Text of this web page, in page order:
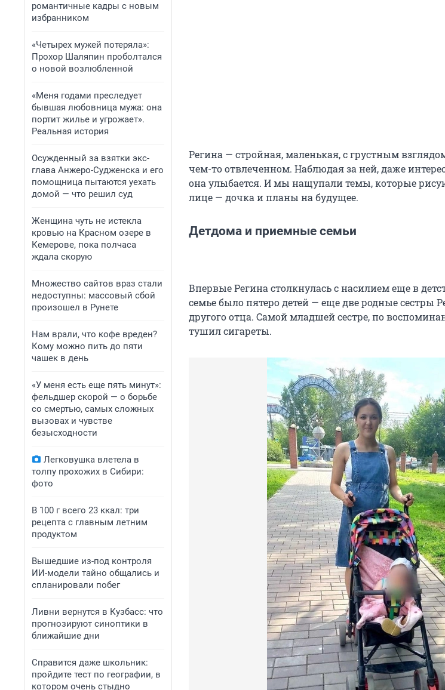
романтичные кадры с новым
избранником
«Четырех мужей потеряла»:
Прохор Шаляпин проболтался
о новой возлюбленной
«Меня годами преследует
бывшая любовница мужа: она
портит жилье и угрожает».
Реальная история
Осужденный за взятки экс-
глава Анжеро-Судженска и его
помощница пытаются уехать
домой — что решил суд
Женщина чуть не истекла
кровью на Красном озере в
Кемерове, пока полчаса
ждала скорую
Множество сайтов враз стали
недоступны: массовый сбой
произошел в Рунете
Нам врали, что кофе вреден?
Кому можно пить до пяти
чашек в день
«У меня есть еще пять минут»:
фельдшер скорой — о борьбе
со смертью, самых сложных
вызовах и чувстве
безысходности
Легковушка влетела в
толпу прохожих в Сибири:
фото
В 100 г всего 23 ккал: три
рецепта с главным летним
продуктом
Вышедшие из-под контроля
ИИ-модели тайно общались и
спланировали побег
Ливни вернутся в Кузбасс: что
прогнозируют синоптики в
ближайшие дни
Справится даже школьник:
пройдите тест по географии, в
котором очень стыдно
Регина — стройная, маленькая, с грустным
чем-то отвлеченном. Наблюдая за ней, даже
она улыбается. И мы нащупали темы, которые
лице — дочка и планы на будущее.
Детдома и приемные семьи
Впервые Регина столкнулась с насилием еще в
семье было пятеро детей — еще две родные сестры
другого отца. Самой младшей сестре, по
тушил сигареты.